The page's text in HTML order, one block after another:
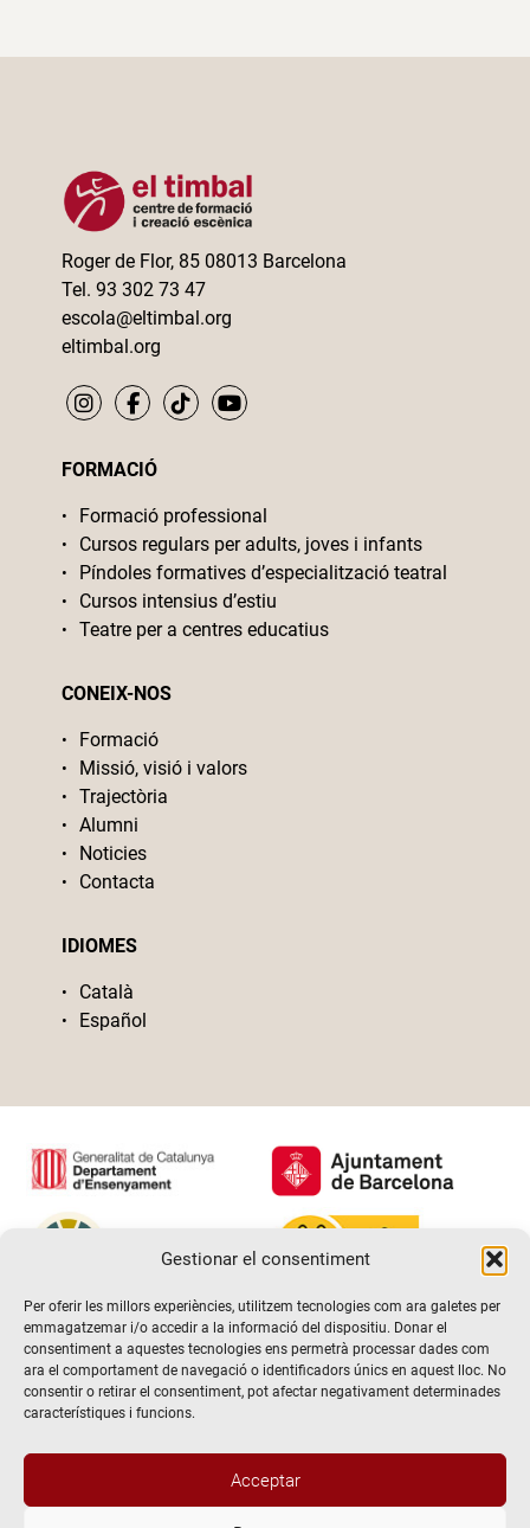
Gestionar el consentiment
Per oferir les millors experiències, utilitzem tecnologies com ara galetes per
emmagatzemar i/o accedir a la informació del dispositiu. Donar el
consentiment a aquestes tecnologies ens permetrà processar dades com
ara el comportament de navegació o identificadors únics en aquest lloc. No
consentir o retirar el consentiment, pot afectar negativament determinades
característiques i funcions.
Acceptar
Roger de Flor, 85 08013 Barcelona
Tel. 93 302 73 47
escola@eltimbal.org
eltimbal.org
FORMACIÓ
Formació professional
Cursos regulars per adults, joves i infants
Píndoles formatives d’especialització teatral
Cursos intensius d’estiu
Teatre per a centres educatius
CONEIX-NOS
Formació
Missió, visió i valors
Trajectòria
Alumni
Noticies
Contacta
IDIOMES
Català
Español